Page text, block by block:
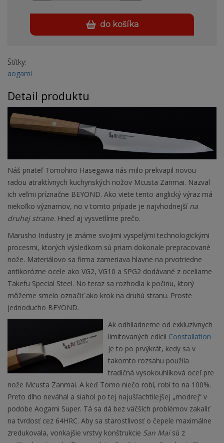
do košíka
Štítky:
aogami
Detail produktu
Náš priateľ Tomohiro Hasegawa nás milo prekvapil novou
radou atraktívnych kuchynských nožov Mcusta Zanmai. Nazval
ich veľmi príznačne BEYOND. Ako viete tento anglický výraz má
niekoľko významov, no v tomto prípade je najvhodnejší na
druhej strane. Hneď aj vysvetlíme prečo.
Marusho Industry je známe svojimi vyspelými technologickými
procesmi, ktorých výsledkom sú priam dokonale prepracované
nože. Materiálovo sa firma zameriava hlavne na prvotriedne
antikorózne ocele ako VG2, VG10 a SPG2 dodávané z oceliarne
Takefu Special Steel. No teraz sa rozhodla k počinu, ktorý
môžeme smelo označiť ako krok na druhú stranu. Proste
jednoducho BEYOND.
Ak odhliadneme od exkluzívnych
limitovaných edícií Constallation
je to po prvýkrát, kedy sa v
takomto rozsahu použila
tradičná vysokouhlíková oceľ pre
nože Mcusta Zanmai. A keď Tomo niečo robí, robí to na 100%.
Preto dlho neváhal a siahol po tej najušľachtilejšej „modrej“ v
podobe Aogami Super. Tá sa dá bez väčších problémov zakaliť
na tvrdosť cez 64HRC. Aby sa starostlivosť o čepele maximálne
zredukovala, vonkajšie vrstvy konštrukcie San Maisú z